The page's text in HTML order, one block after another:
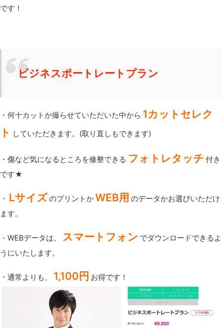
です！
ビジネスポートレートプラン
・何十カットか撮らせていただいた中から 1カットセレク
ト していただきます。(取り直しもできます)
・傷など気になるところを修整できる フォトレタッチ 付き
です★
・ LサイズのプリントかWEB用 のデータかお選びいただけ
ます。
・WEBデータは、 スマートフォン でダウンロードできるよ
うにいたします。
・通常よりも、 1,100円 お得です！